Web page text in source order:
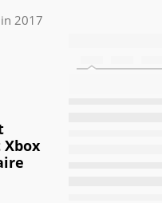
2017